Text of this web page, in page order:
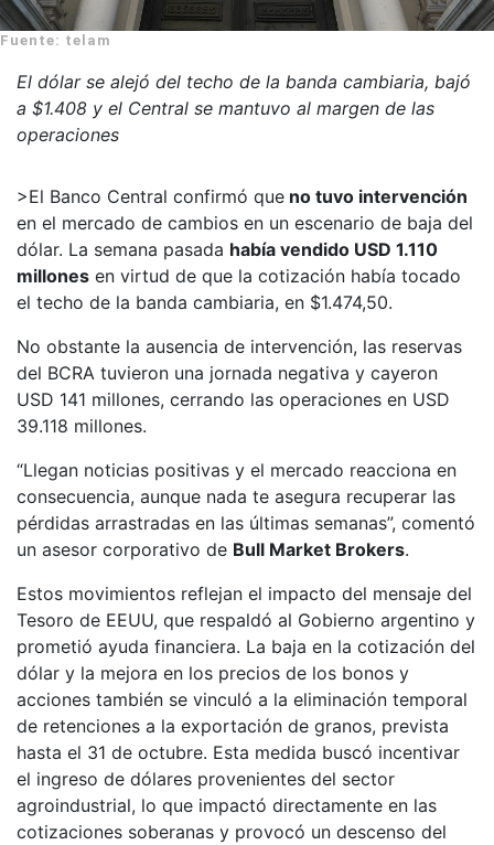
Fuente: telam
El dólar se alejó del techo de la banda cambiaria, bajó
a $1.408 y el Central se mantuvo al margen de las
operaciones
>El Banco Central confirmó que no tuvo intervención
en el mercado de cambios en un escenario de baja del
dólar. La semana pasada había vendido USD 1.110
millones en virtud de que la cotización había tocado
el techo de la banda cambiaria, en $1.474,50.
No obstante la ausencia de intervención, las reservas
del BCRA tuvieron una jornada negativa y cayeron
USD 141 millones, cerrando las operaciones en USD
39.118 millones.
“Llegan noticias positivas y el mercado reacciona en
consecuencia, aunque nada te asegura recuperar las
pérdidas arrastradas en las últimas semanas”, comentó
un asesor corporativo de Bull Market Brokers.
Estos movimientos reflejan el impacto del mensaje del
Tesoro de EEUU, que respaldó al Gobierno argentino y
prometió ayuda financiera. La baja en la cotización del
dólar y la mejora en los precios de los bonos y
acciones también se vinculó a la eliminación temporal
de retenciones a la exportación de granos, prevista
hasta el 31 de octubre. Esta medida buscó incentivar
el ingreso de dólares provenientes del sector
agroindustrial, lo que impactó directamente en las
cotizaciones soberanas y provocó un descenso del